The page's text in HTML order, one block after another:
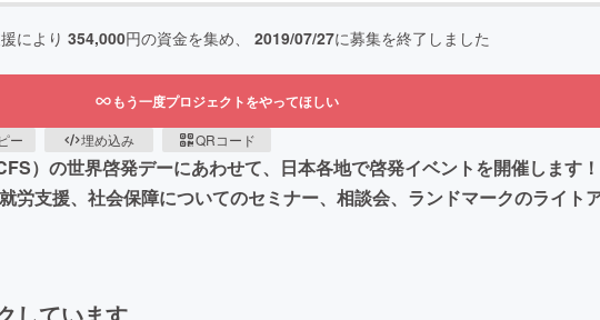
により 354,000円の資金を集め、 2019/07/27に募集を終了しました
もう一度プロジェクトをやってほしい
ー 埋め込み QRコード
）の世界啓発デーにあわせて、日本各地で啓発イベントを開催します
労支援、社会保障についてのセミナー、相談会、ランドマークのライト